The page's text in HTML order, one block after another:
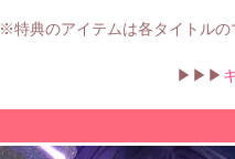
※特典のアイテムは各タイトルの
▶▶▶